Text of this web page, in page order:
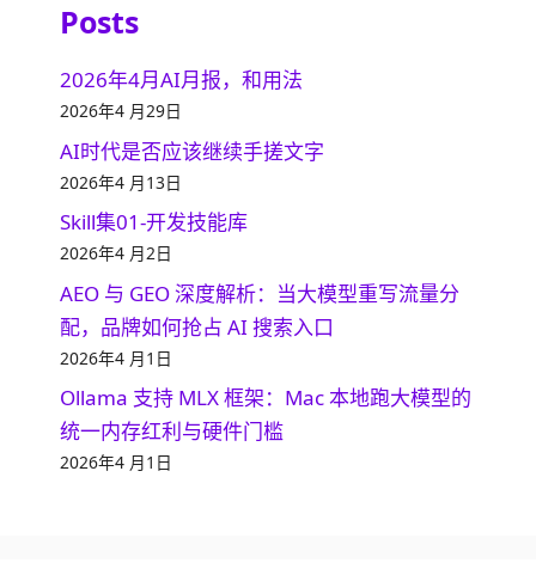
Posts
2026年4月AI月报，和用法
2026年4 月29日
AI时代是否应该继续手搓文字
2026年4 月13日
Skill集01-开发技能库
2026年4 月2日
AEO 与 GEO 深度解析：当大模型重写流量分
配，品牌如何抢占 AI 搜索入口
2026年4 月1日
Ollama 支持 MLX 框架：Mac 本地跑大模型的
统一内存红利与硬件门槛
2026年4 月1日